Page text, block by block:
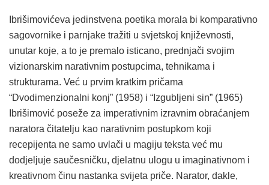
Ibrišimovićeva jedinstvena poetika morala bi komparativno
sagovornike i parnjake tražiti u svjetskoj književnosti,
unutar koje, a to je premalo isticano, prednjači svojim
vizionarskim narativnim postupcima, tehnikama i
strukturama. Već u prvim kratkim pričama
“Dvodimenzionalni konj” (1958) i “Izgubljeni sin” (1965)
Ibrišimović poseže za imperativnim izravnim obraćanjem
naratora čitatelju kao narativnim postupkom koji
recepijenta ne samo uvlači u magiju teksta već mu
dodjeljuje saučesničku, djelatnu ulogu u imaginativnom i
kreativnom činu nastanka svijeta priče. Narator, dakle,